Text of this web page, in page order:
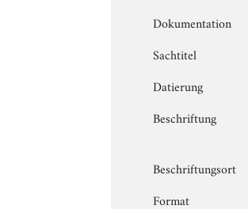
Dokumentation
Sachtitel
Datierung
Beschriftung
Beschriftungsort
Format